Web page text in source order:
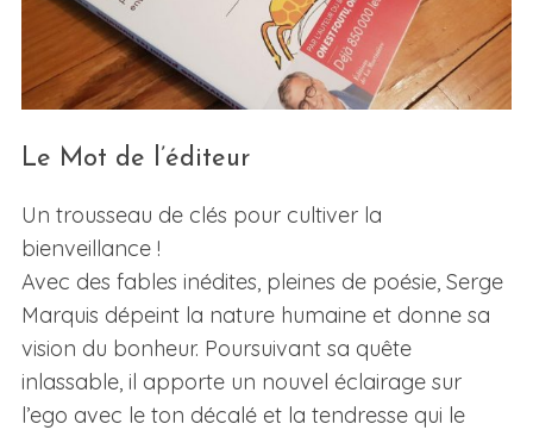
Le Mot de l’éditeur
Un trousseau de clés pour cultiver la
bienveillance !
Avec des fables inédites, pleines de poésie, Serge
Marquis dépeint la nature humaine et donne sa
vision du bonheur. Poursuivant sa quête
inlassable, il apporte un nouvel éclairage sur
l’ego avec le ton décalé et la tendresse qui le